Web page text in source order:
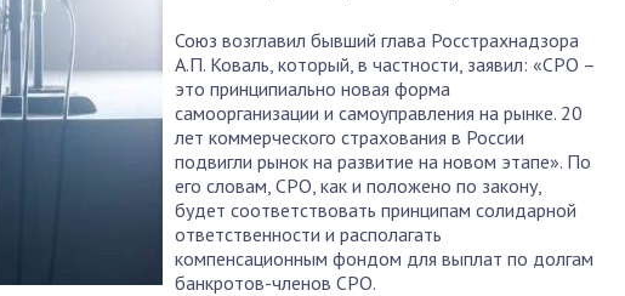
Союз возглавил бывший глава Росстрахнадзора
А.П. Коваль, который, в частности, заявил: «СРО –
это принципиально новая форма
самоорганизации и самоуправления на рынке. 20
лет коммерческого страхования в России
подвигли рынок на развитие на новом этапе». По
его словам, СРО, как и положено по закону,
будет соответствовать принципам солидарной
ответственности и располагать
компенсационным фондом для выплат по долгам
банкротов-членов СРО.